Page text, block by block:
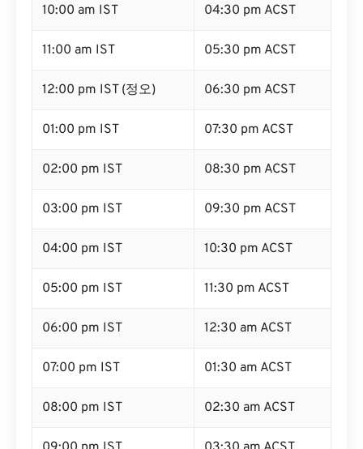
10:00 am IST 04:30 pm ACST
11:00 am IST 05:30 pm ACST
12:00 pm IST (정오) 06:30 pm ACST
01:00 pm IST 07:30 pm ACST
02:00 pm IST 08:30 pm ACST
03:00 pm IST 09:30 pm ACST
04:00 pm IST 10:30 pm ACST
05:00 pm IST 11:30 pm ACST
06:00 pm IST 12:30 am ACST
07:00 pm IST 01:30 am ACST
08:00 pm IST 02:30 am ACST